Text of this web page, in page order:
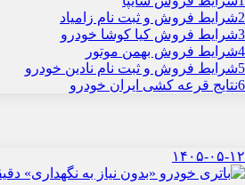
2شرایط فروش و ثبت نام زامیاد
3شرایط فروش کیا کوشا خودرو
4شرایط فروش بهمن موتور
5شرایط فروش و ثبت نام نادین خودرو
6نتایج قرعه کشی ایران خودرو
۱۴۰۵-۰۵-۱۲